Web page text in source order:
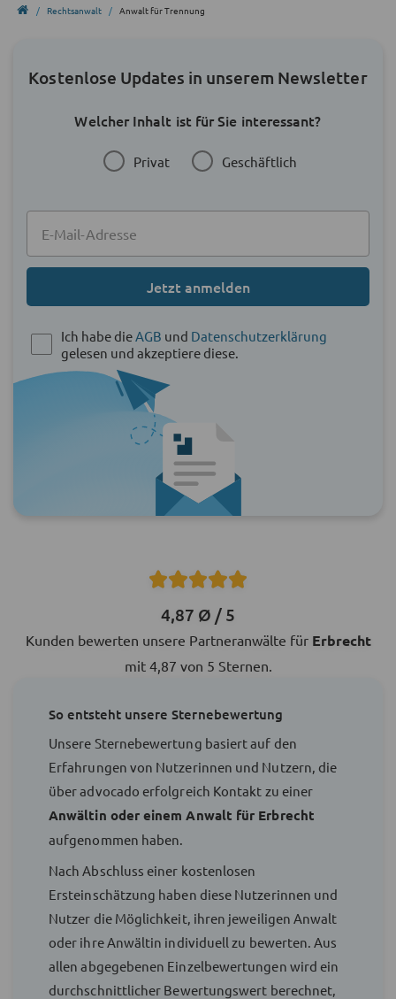
Rechtsanwalt Anwalt für Trennung
Kostenlose Updates in unserem Newsletter
Welcher Inhalt ist für Sie interessant?
Privat Geschäftlich
Jetzt anmelden
Ich habe dieAGB und Datenschutzerklärung
gelesen und akzeptiere diese.
4,87 Ø / 5
Kunden bewerten unsere Partneranwälte für Erbrecht
mit 4,87 von 5 Sternen.
So entsteht unsere Sternebewertung
Unsere Sternebewertung basiert auf den
Erfahrungen von Nutzerinnen und Nutzern, die
über advocado erfolgreich Kontakt zu einer
Anwältin oder einem Anwalt für Erbrecht
aufgenommen haben.
Nach Abschluss einer kostenlosen
Ersteinschätzung haben diese Nutzerinnen und
Nutzer die Möglichkeit, ihren jeweiligen Anwalt
oder ihre Anwältin individuell zu bewerten. Aus
allen abgegebenen Einzelbewertungen wird ein
durchschnittlicher Bewertungswert berechnet,